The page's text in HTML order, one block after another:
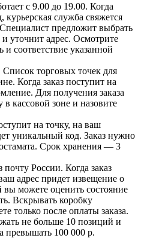
с 9.00 до 19.00. Когда
курьерская служба свяжется
предложит выбрать
уточнит адрес. Осмотрите
и соответствие указанной
торговых точек для
Когда заказ поступит на
Для получения заказа
в кассовой зоне и назовите
на точку, на ваш
уникальный код. Заказ нужно
Срок хранения — 3
почту России. Когда заказ
адрес придет извещение о
можете оценить состояние
Вскрывать коробку
только после оплаты заказа.
не больше 10 позиций и
превышать 100 000 р.